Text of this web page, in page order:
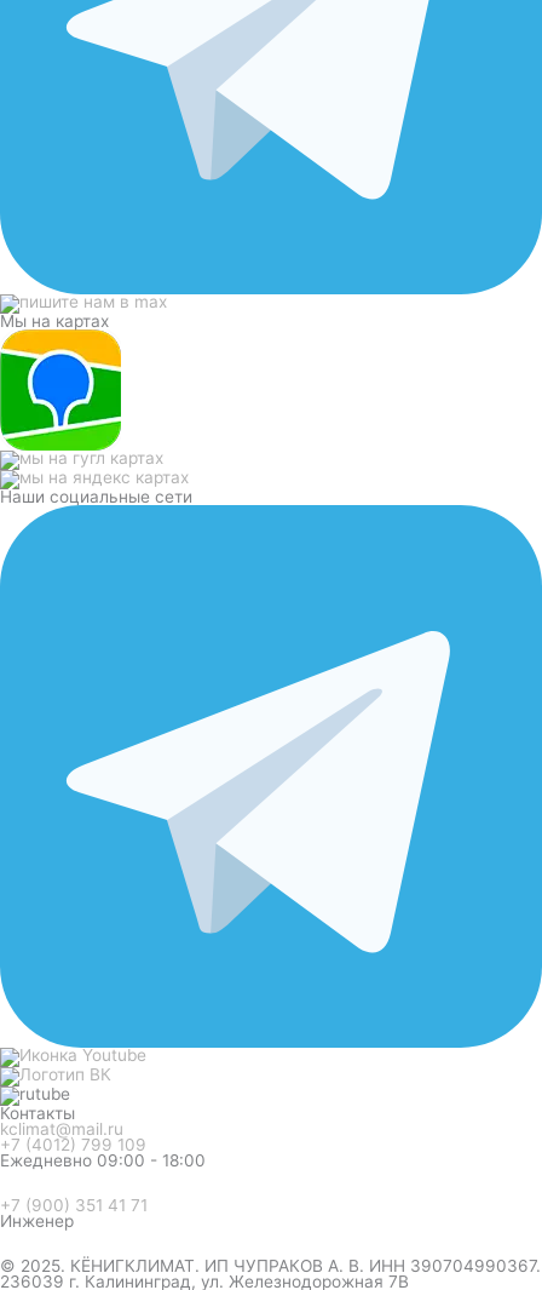
Мы на картах
Наши социальные сети
Контакты
kclimat@mail.ru
+7 (4012) 799 109
Ежедневно 09:00 - 18:00
+7 (900) 351 41 71
Инженер
© 2025. КЁНИГКЛИМАТ. ИП ЧУПРАКОВ А. В. ИНН 390704990367.
236039 г. Калининград, ул. Железнодорожная 7В